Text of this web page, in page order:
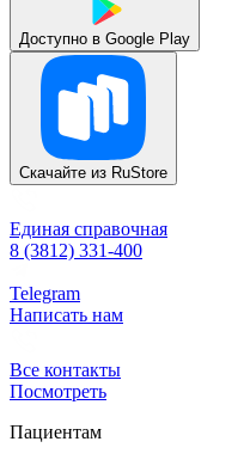
Доступно в Google Play
Скачайте из RuStore
Единая справочная
8 (3812) 331-400
Telegram
Написать нам
Все контакты
Посмотреть
Пациентам